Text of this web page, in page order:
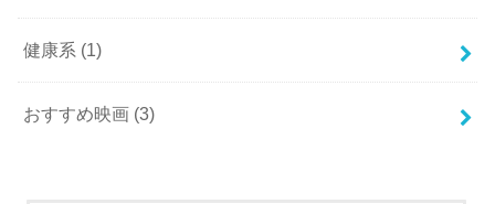
健康系 (1)
おすすめ映画 (3)